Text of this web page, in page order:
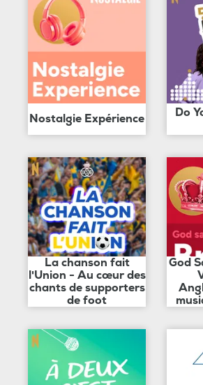
Nostalgie Expérience
Do
La chanson fait
l'Union - Au cœur des
chants de supporters
de foot
God